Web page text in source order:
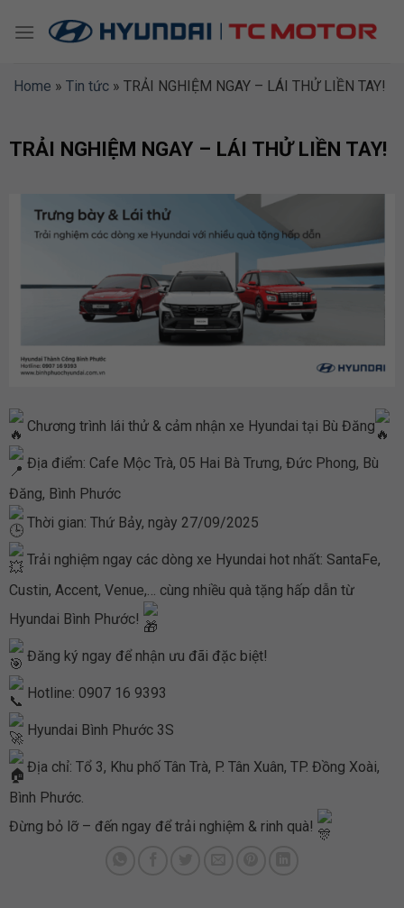
Home » Tin tức » TRẢI NGHIỆM NGAY – LÁI THỬ LIỀN TAY!
TRẢI NGHIỆM NGAY – LÁI THỬ LIỀN TAY!
Chương trình lái thử & cảm nhận xe Hyundai tại Bù Đăng
Địa điểm: Cafe Mộc Trà, 05 Hai Bà Trưng, Đức Phong, Bù
Đăng, Bình Phước
Thời gian: Thứ Bảy, ngày 27/09/2025
Trải nghiệm ngay các dòng xe Hyundai hot nhất: SantaFe,
Custin, Accent, Venue,… cùng nhiều quà tặng hấp dẫn từ
Hyundai Bình Phước!
Đăng ký ngay để nhận ưu đãi đặc biệt!
Hotline: 0907 16 9393
Hyundai Bình Phước 3S
Địa chỉ: Tổ 3, Khu phố Tân Trà, P. Tân Xuân, TP. Đồng Xoài,
Bình Phước.
Đừng bỏ lỡ – đến ngay để trải nghiệm & rinh quà!